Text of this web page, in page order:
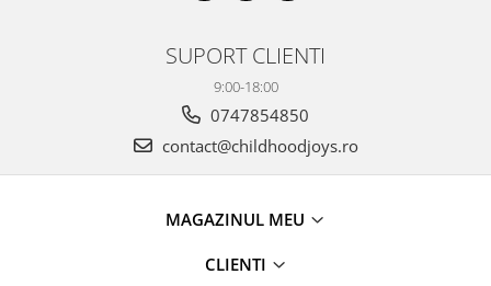
SUPORT CLIENTI
9:00-18:00
0747854850
contact@childhoodjoys.ro
MAGAZINUL MEU
CLIENTI